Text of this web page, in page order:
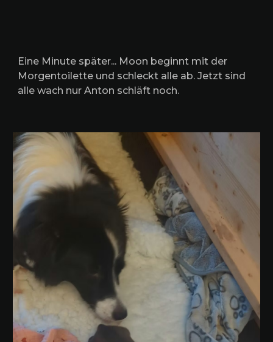
Eine Minute später... Moon beginnt mit der
Morgentoilette und schleckt alle ab. Jetzt sind
alle wach nur Anton schläft noch.